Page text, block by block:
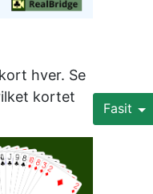
hver. Se
kortet
Fasit